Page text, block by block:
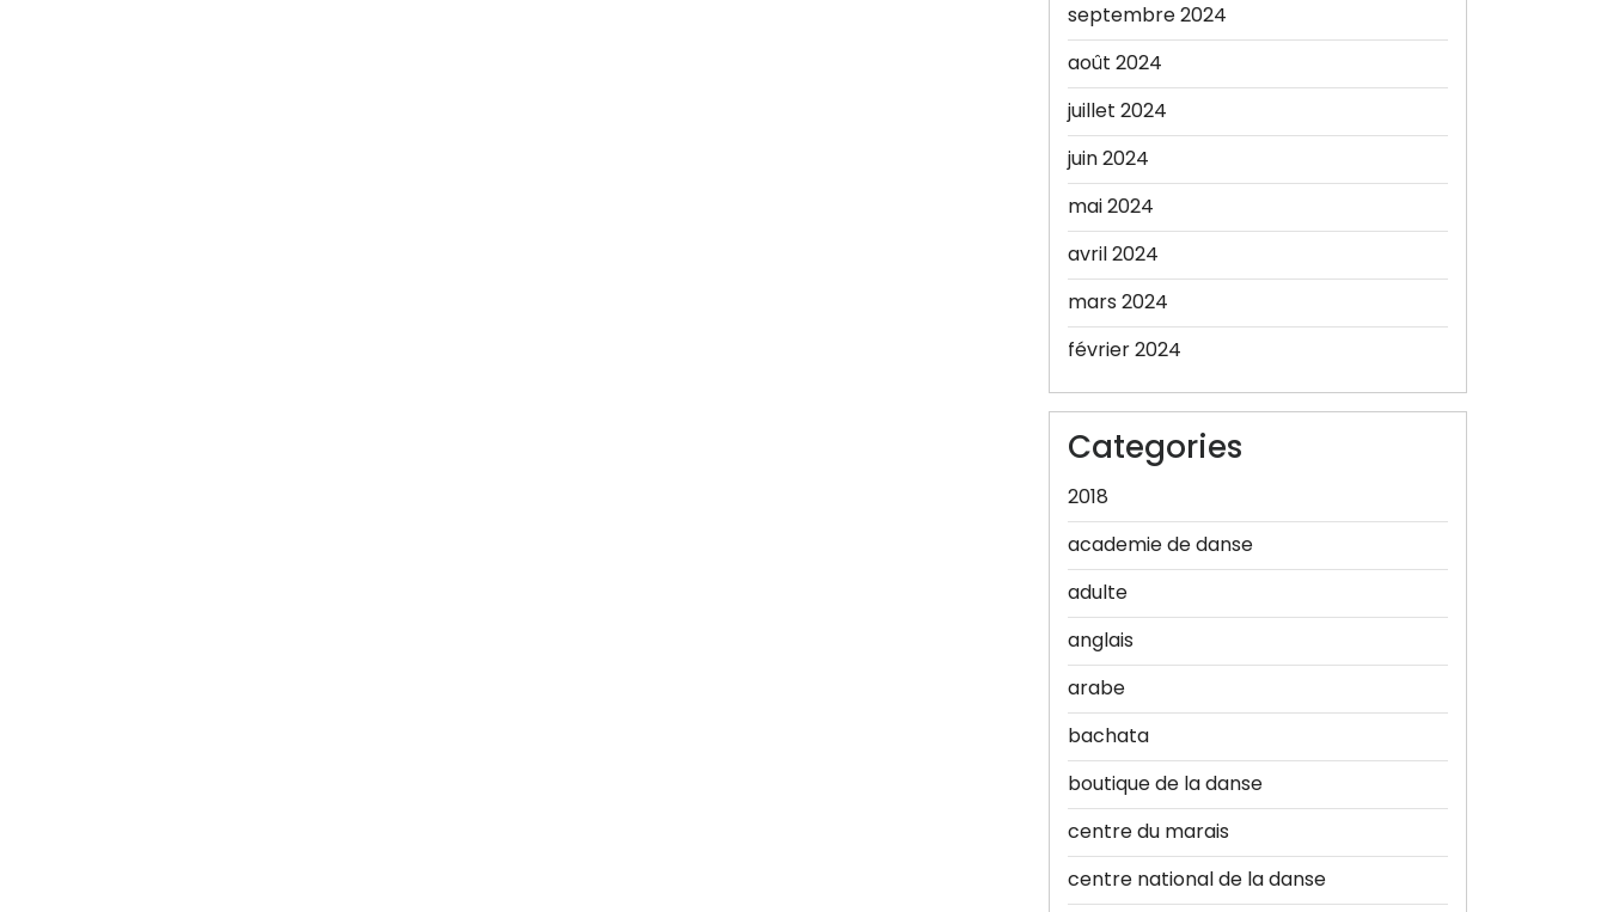
septembre 2024
août 2024
juillet 2024
juin 2024
mai 2024
avril 2024
mars 2024
février 2024
Categories
2018
academie de danse
adulte
anglais
arabe
bachata
boutique de la danse
centre du marais
centre national de la danse